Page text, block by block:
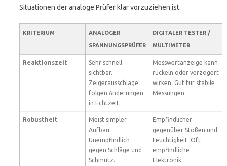
Situationen der analoge Prüfer klar vorzuziehen ist.
KRITERIUM
ANALOGER
SPANNUNGSPRÜFER
DIGITALER TESTER /
MULTIMETER
Reaktionszeit
Sehr schnell
sichtbar.
Zeigerausschläge
folgen Änderungen
in Echtzeit.
Messwertanzeige kann
ruckeln oder verzögert
wirken. Gut für stabile
Messungen.
Robustheit
Meist simpler
Aufbau.
Unempfindlich
gegen Schläge und
Schmutz.
Empfindlicher
gegenüber Stößen und
Feuchtigkeit. Oft
empfindliche
Elektronik.